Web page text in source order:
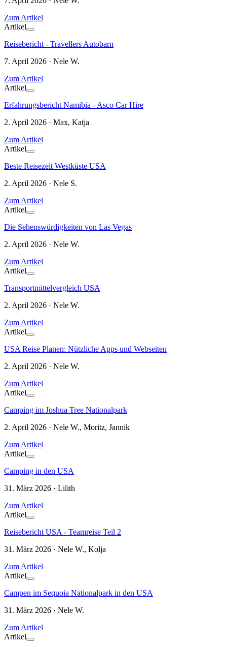
Zum Artikel
Artikel
Reisebericht - Travellers Autobarn
7. April 2026 · Nele W.
Zum Artikel
Artikel
Erfahrungsbericht Namibia - Asco Car Hire
2. April 2026 · Max, Katja
Zum Artikel
Artikel
Beste Reisezeit Westküste USA
2. April 2026 · Nele S.
Zum Artikel
Artikel
Die Sehenswürdigkeiten von Las Vegas
2. April 2026 · Nele W.
Zum Artikel
Artikel
Transportmittelvergleich USA
2. April 2026 · Nele W.
Zum Artikel
Artikel
USA Reise Planen: Nützliche Apps und Webseiten
2. April 2026 · Nele W.
Zum Artikel
Artikel
Camping im Joshua Tree Nationalpark
2. April 2026 · Nele W., Moritz, Jannik
Zum Artikel
Artikel
Camping in den USA
31. März 2026 · Lilith
Zum Artikel
Artikel
Reisebericht USA - Teamreise Teil 2
31. März 2026 · Nele W., Kolja
Zum Artikel
Artikel
Campen im Sequoia Nationalpark in den USA
31. März 2026 · Nele W.
Zum Artikel
Artikel